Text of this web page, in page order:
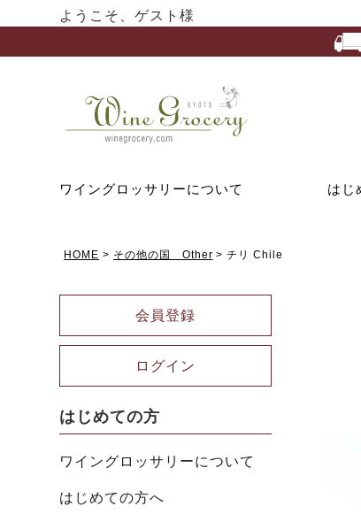
ようこそ、ゲスト様
ワイングロッサリーについて はじ
HOME その他の国 Other チリ Chile
会員登録
ログイン
はじめての方
ワイングロッサリーについて
はじめての方へ